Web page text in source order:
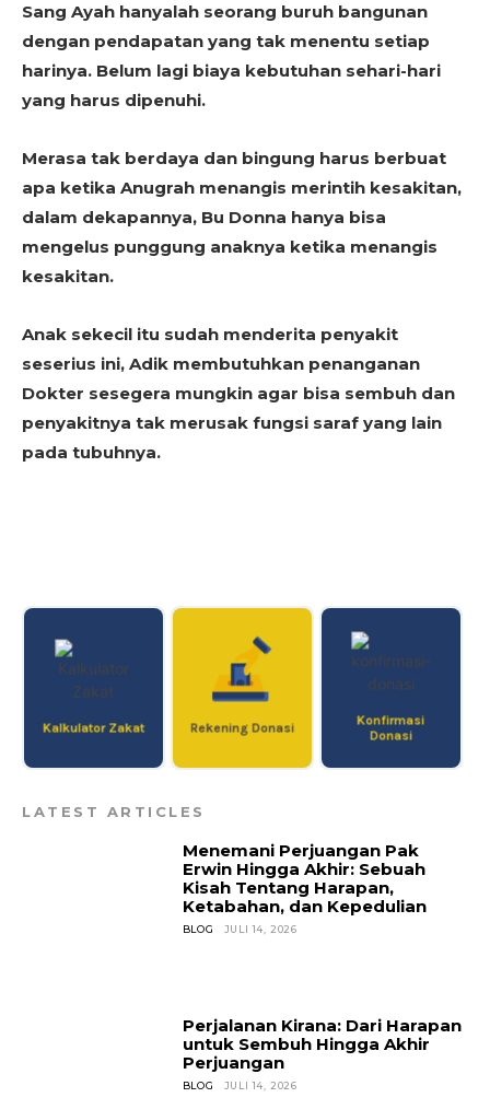
Don't miss
Sang Ayah hanyalah seorang buruh bangunan
dengan pendapatan yang tak menentu setiap
harinya. Belum lagi biaya kebutuhan sehari-hari
yang harus dipenuhi.
Merasa tak berdaya dan bingung harus berbuat
apa ketika Anugrah menangis merintih kesakitan,
dalam dekapannya, Bu Donna hanya bisa
mengelus punggung anaknya ketika menangis
kesakitan.
Anak sekecil itu sudah menderita penyakit
seserius ini, Adik membutuhkan penanganan
Dokter sesegera mungkin agar bisa sembuh dan
penyakitnya tak merusak fungsi saraf yang lain
pada tubuhnya.
Kalkulator Zakat Rekening Donasi
Konfirmasi
Donasi
LATEST ARTICLES
Menemani Perjuangan Pak
Erwin Hingga Akhir: Sebuah
Kisah Tentang Harapan,
Ketabahan, dan Kepedulian
BLOG JULI 14, 2026
Perjalanan Kirana: Dari Harapan
untuk Sembuh Hingga Akhir
Perjuangan
BLOG JULI 14, 2026